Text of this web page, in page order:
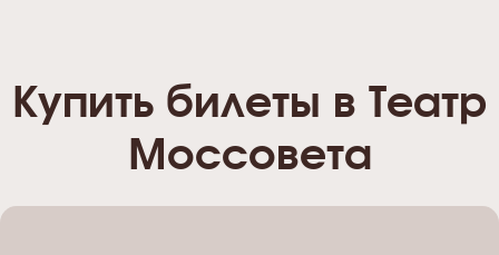
Купить билеты в Театр
Моссовета